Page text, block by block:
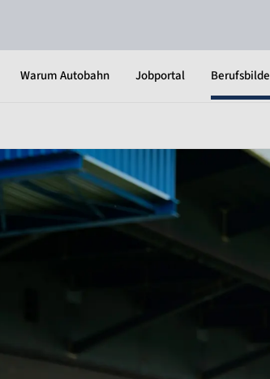
Warum Autobahn Jobportal